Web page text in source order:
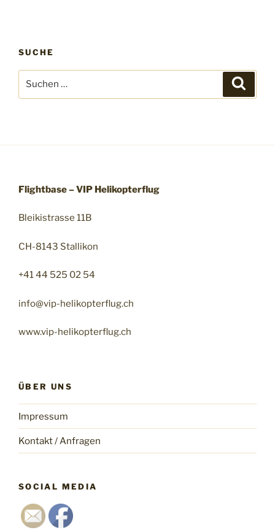
SUCHE
nach:
Flightbase – VIP Helikopterflug
Bleikistrasse 11B
CH-8143 Stallikon
+41 44 525 02 54
info@vip-helikopterflug.ch
www.vip-helikopterflug.ch
ÜBER UNS
Impressum
Kontakt / Anfragen
SOCIAL MEDIA